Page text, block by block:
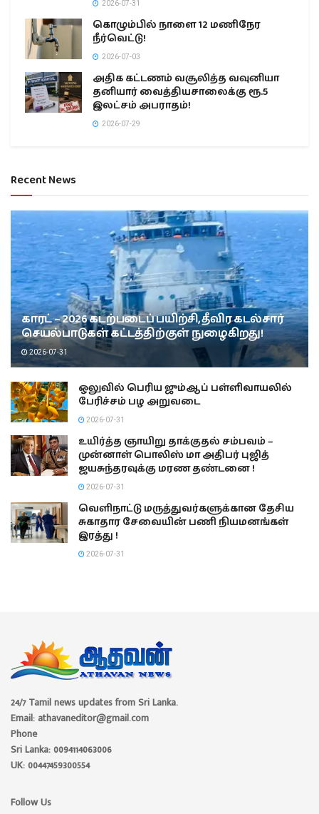
2026-07-31
கொழும்பில் நாளை 12 மணிநேர
நீர்வெட்டு!
2026-07-03
அதிக கட்டணம் வசூலித்த வவுனியா
தனியார் வைத்தியசாலைக்கு ரூ.5
இலட்சம் அபராதம்!
2026-07-29
Recent News
காரட் – 2026 கடற்படைப் பயிற்சி, தீவிர கடல்சார்
செயல்பாடுகள் கட்டத்திற்குள் நுழைகிறது!
2026-07-31
ஒலுவில் பெரிய ஜும்ஆப் பள்ளிவாயலில்
பேரிச்சம் பழ அறுவடை
2026-07-31
உயிர்த்த ஞாயிறு தாக்குதல் சம்பவம் –
முன்னாள் பொலிஸ் மா அதிபர் புஜித்
ஜயசுந்தரவுக்கு மரண தண்டனை !
2026-07-31
வெளிநாட்டு மருத்துவர்களுக்கான தேசிய
சுகாதார சேவையின் பணி நியமனங்கள்
இரத்து !
2026-07-31
24/7 Tamil news updates from Sri Lanka.
Email: athavaneditor@gmail.com
Phone
Sri Lanka: 0094114063006
UK: 00447459300554
Follow Us